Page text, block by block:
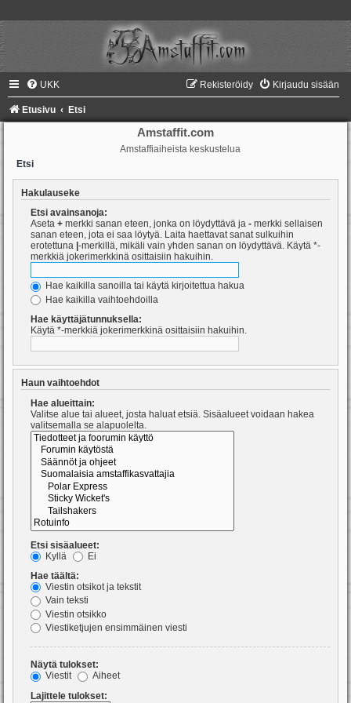
UKK Kirjaudu sisään
Rekisteröidy
Etusivu Etsi
Amstaffit.com
Amstaffiaiheista keskustelua
Etsi
Hakulauseke
Etsi avainsanoja:
Aseta + merkki sanan eteen, jonka on löydyttävä ja - merkki sellaisen
sanan eteen, jota ei saa löytyä. Laita haettavat sanat sulkuihin
erotettuna -merkillä, mikäli vain yhden sanan on löydyttävä. Käytä *-
merkkiä jokerimerkkinä osittaisiin hakuihin.
Hae kaikilla sanoilla tai käytä kirjoitettua hakua
Hae kaikilla vaihtoehdoilla
Hae käyttäjätunnuksella:
Käytä *-merkkiä jokerimerkkinä osittaisiin hakuihin.
Haun vaihtoehdot
Hae alueittain:
Valitse alue tai alueet, josta haluat etsiä. Sisäalueet voidaan hakea
valitsemalla se alapuolelta.
Etsi sisäalueet:
Kyllä
Ei
Hae täältä:
Viestin otsikot ja tekstit
Vain teksti
Viestin otsikko
Viestiketjujen ensimmäinen viesti
Näytä tulokset:
Viestit
Aiheet
Lajittele tulokset: